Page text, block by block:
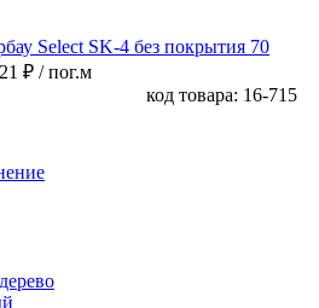
Select SK-4 без покрытия 70
₽ / пог.м
код товара: 16-715